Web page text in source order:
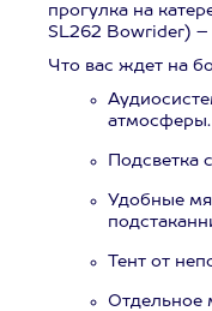
прогулка на
SL262 Bowrider) –
Что вас ждет на
атмосферы.
Подсветка
Удобные
Тент от
Отдельное